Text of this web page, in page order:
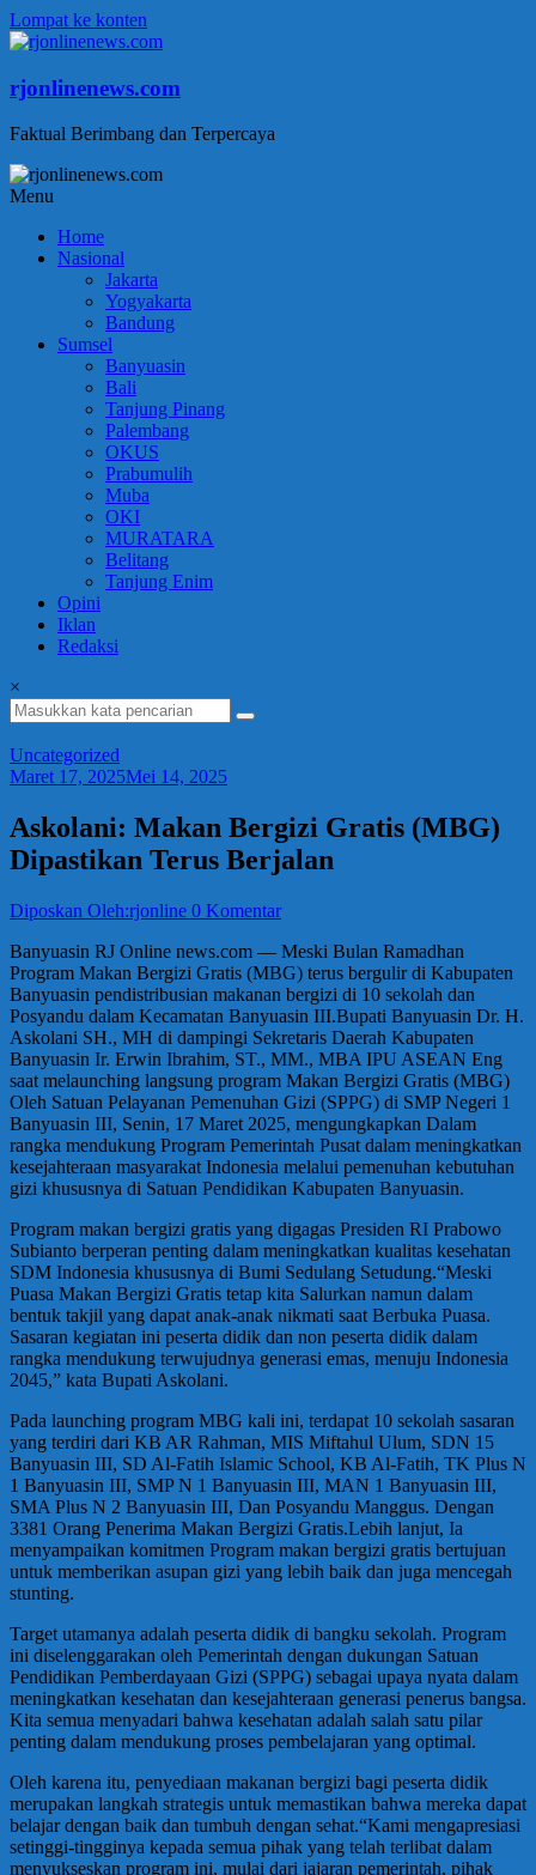
Lompat ke konten
rjonlinenews.com
Faktual Berimbang dan Terpercaya
Menu
Home
Nasional
Jakarta
Yogyakarta
Bandung
Sumsel
Banyuasin
Bali
Tanjung Pinang
Palembang
OKUS
Prabumulih
Muba
OKI
MURATARA
Belitang
Tanjung Enim
Opini
Iklan
Redaksi
×
Uncategorized
Maret 17, 2025Mei 14, 2025
Askolani: Makan Bergizi Gratis (MBG)
Dipastikan Terus Berjalan
Diposkan Oleh:rjonline 0 Komentar
Banyuasin RJ Online news.com — Meski Bulan Ramadhan
Program Makan Bergizi Gratis (MBG) terus bergulir di Kabupaten
Banyuasin pendistribusian makanan bergizi di 10 sekolah dan
Posyandu dalam Kecamatan Banyuasin III.Bupati Banyuasin Dr. H.
Askolani SH., MH di dampingi Sekretaris Daerah Kabupaten
Banyuasin Ir. Erwin Ibrahim, ST., MM., MBA IPU ASEAN Eng
saat melaunching langsung program Makan Bergizi Gratis (MBG)
Oleh Satuan Pelayanan Pemenuhan Gizi (SPPG) di SMP Negeri 1
Banyuasin III, Senin, 17 Maret 2025, mengungkapkan Dalam
rangka mendukung Program Pemerintah Pusat dalam meningkatkan
kesejahteraan masyarakat Indonesia melalui pemenuhan kebutuhan
gizi khususnya di Satuan Pendidikan Kabupaten Banyuasin.
Program makan bergizi gratis yang digagas Presiden RI Prabowo
Subianto berperan penting dalam meningkatkan kualitas kesehatan
SDM Indonesia khususnya di Bumi Sedulang Setudung.“Meski
Puasa Makan Bergizi Gratis tetap kita Salurkan namun dalam
bentuk takjil yang dapat anak-anak nikmati saat Berbuka Puasa.
Sasaran kegiatan ini peserta didik dan non peserta didik dalam
rangka mendukung terwujudnya generasi emas, menuju Indonesia
2045,” kata Bupati Askolani.
Pada launching program MBG kali ini, terdapat 10 sekolah sasaran
yang terdiri dari KB AR Rahman, MIS Miftahul Ulum, SDN 15
Banyuasin III, SD Al-Fatih Islamic School, KB Al-Fatih, TK Plus N
1 Banyuasin III, SMP N 1 Banyuasin III, MAN 1 Banyuasin III,
SMA Plus N 2 Banyuasin III, Dan Posyandu Manggus. Dengan
3381 Orang Penerima Makan Bergizi Gratis.Lebih lanjut, Ia
menyampaikan komitmen Program makan bergizi gratis bertujuan
untuk memberikan asupan gizi yang lebih baik dan juga mencegah
stunting.
Target utamanya adalah peserta didik di bangku sekolah. Program
ini diselenggarakan oleh Pemerintah dengan dukungan Satuan
Pendidikan Pemberdayaan Gizi (SPPG) sebagai upaya nyata dalam
meningkatkan kesehatan dan kesejahteraan generasi penerus bangsa.
Kita semua menyadari bahwa kesehatan adalah salah satu pilar
penting dalam mendukung proses pembelajaran yang optimal.
Oleh karena itu, penyediaan makanan bergizi bagi peserta didik
merupakan langkah strategis untuk memastikan bahwa mereka dapat
belajar dengan baik dan tumbuh dengan sehat.“Kami mengapresiasi
setinggi-tingginya kepada semua pihak yang telah terlibat dalam
menyukseskan program ini, mulai dari jajaran pemerintah, pihak